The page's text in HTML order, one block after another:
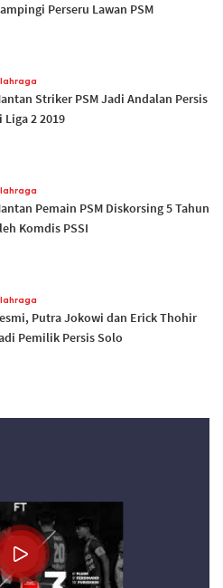
Perseru Lawan PSM
Striker PSM Jadi Andalan Persis
Liga 2 2019
Pemain PSM Diskorsing 5 Tahun
Komdis PSSI
Putra Jokowi dan Erick Thohir
Pemilik Persis Solo